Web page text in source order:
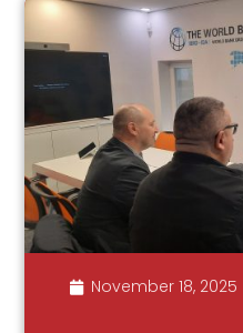
November 18, 2025